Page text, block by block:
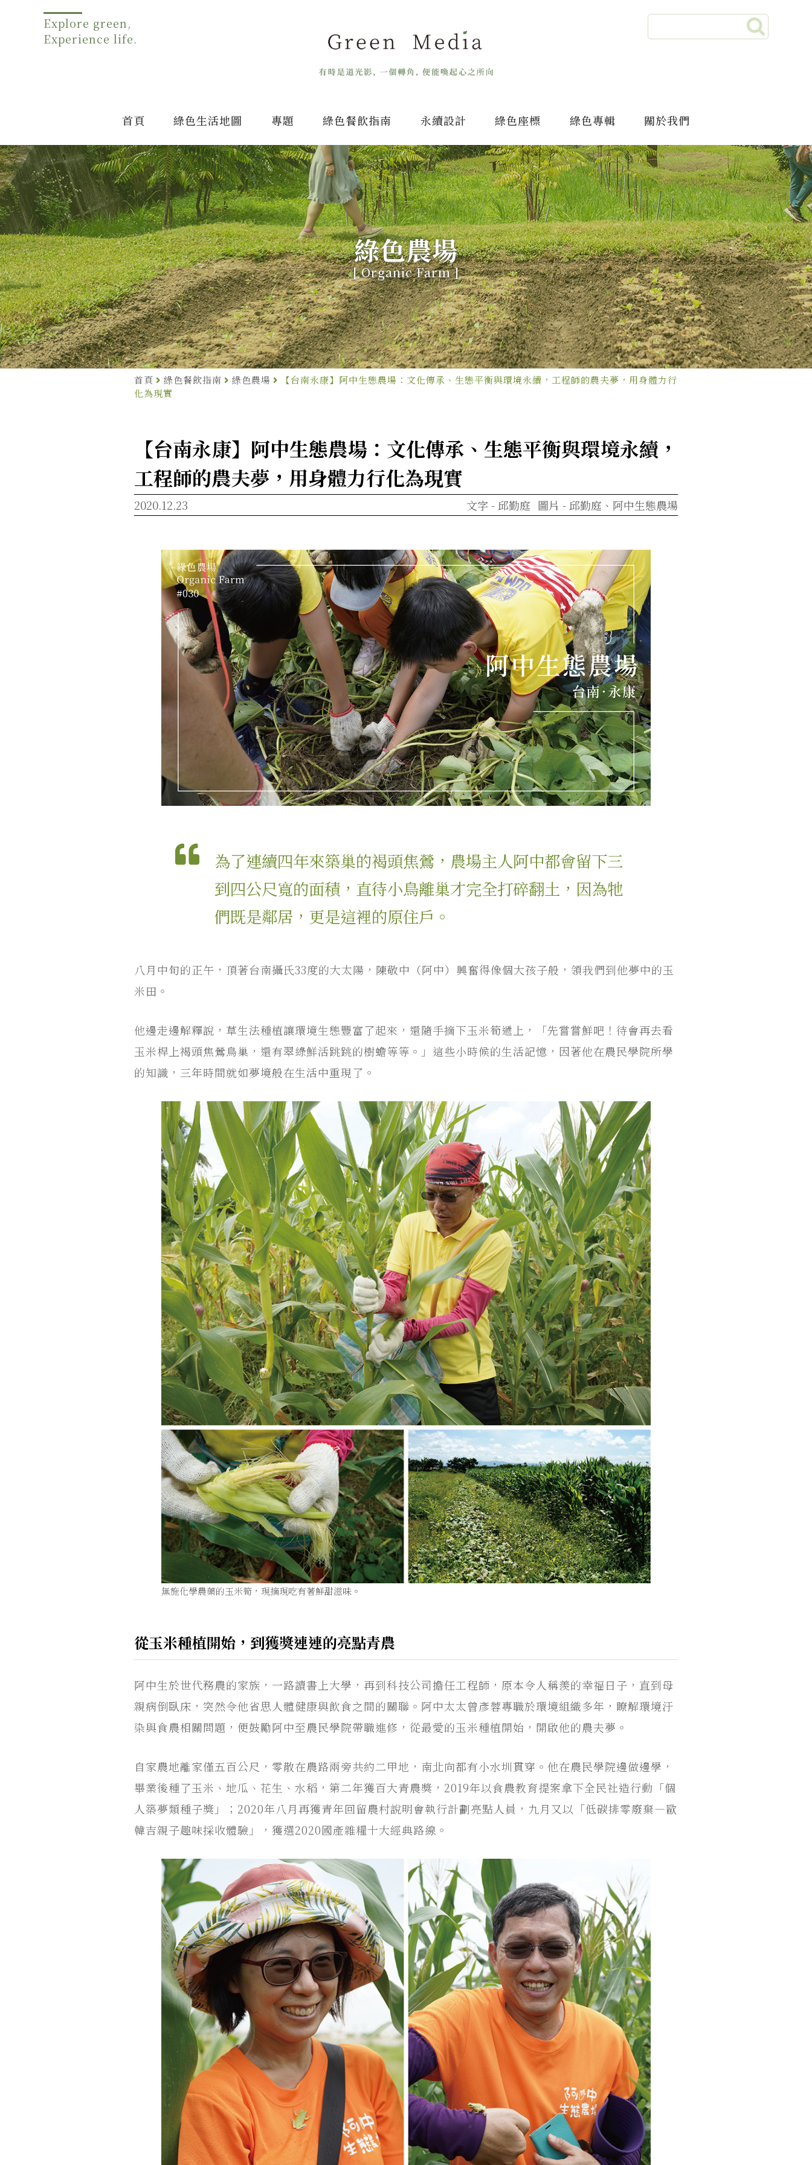
Explore green,
Experience life.
首頁 綠色生活地圖 專題 綠色餐飲指南 永續設計 綠色座標 綠色專輯 關於我們
綠色農場
[ Organic Farm ]
首頁 綠色餐飲指南 綠色農場
【台南永康】阿中生態農場：文化傳承、生態平衡與環境永續，工程師的農夫夢，用身體力行
化為現實
【台南永康】阿中生態農場：文化傳承、生態平衡與環境永續，
工程師的農夫夢，用身體力行化為現實
2020.12.23 圖片 - 邱勤庭、阿中生態農場
文字 - 邱勤庭
為了連續四年來築巢的褐頭焦鶯，農場主人阿中都會留下三
到四公尺寬的面積，直待小鳥離巢才完全打碎翻土，因為牠
們既是鄰居，更是這裡的原住戶。
八月中旬的正午，頂著台南攝氏33度的大太陽，陳敬中（阿中）興奮得像個大孩子般，領我們到他夢中的玉
米田。
他邊走邊解釋說，草生法種植讓環境生態豐富了起來，還隨手摘下玉米筍遞上，「先嘗嘗鮮吧！待會再去看
玉米桿上褐頭焦鶯鳥巢，還有翠綠鮮活跳跳的樹蟾等等。」這些小時候的生活記憶，因著他在農民學院所學
的知識，三年時間就如夢境般在生活中重現了。
無施化學農藥的玉米筍，現摘現吃有著鮮甜滋味。
從玉米種植開始，到獲獎連連的亮點青農
阿中生於世代務農的家族，一路讀書上大學，再到科技公司擔任工程師，原本令人稱羨的幸福日子，直到母
親病倒臥床，突然令他省思人體健康與飲食之間的關聯。阿中太太曾彥蓉專職於環境組織多年，瞭解環境汙
染與食農相關問題，便鼓勵阿中至農民學院帶職進修，從最愛的玉米種植開始，開啟他的農夫夢。
自家農地離家僅五百公尺，零散在農路兩旁共約二甲地，南北向都有小水圳貫穿。他在農民學院邊做邊學，
畢業後種了玉米、地瓜、花生、水稻，第二年獲百大青農獎，2019年以食農教育提案拿下全民社造行動「個
人築夢類種子獎」；2020年八月再獲青年回留農村說明會執行計劃亮點人員，九月又以「低碳排零廢棄—歐
韓吉親子趣味採收體驗」，獲選2020國產雜糧十大經典路線。